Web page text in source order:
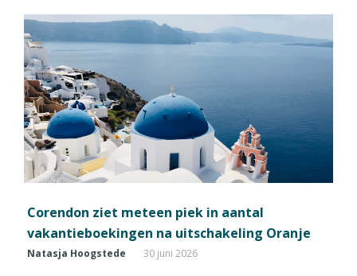
Corendon ziet meteen piek in aantal
vakantieboekingen na uitschakeling Oranje
Natasja Hoogstede 30 juni 2026